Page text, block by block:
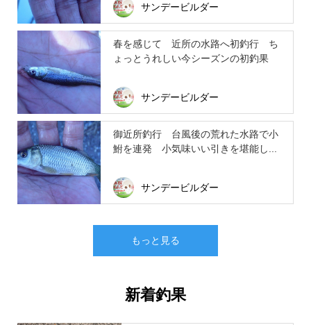
サンデービルダー
春を感じて 近所の水路へ初釣行 ち
ょっとうれしい今シーズンの初釣果
サンデービルダー
御近所釣行 台風後の荒れた水路で小
鮒を連発 小気味いい引きを堪能し...
サンデービルダー
もっと見る
新着釣果